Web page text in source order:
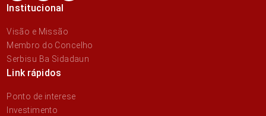
Institucional
Visão e Missão
Membro do Concelho
Serbisu Ba Sidadaun
Link rápidos
Ponto de interese
Investimento